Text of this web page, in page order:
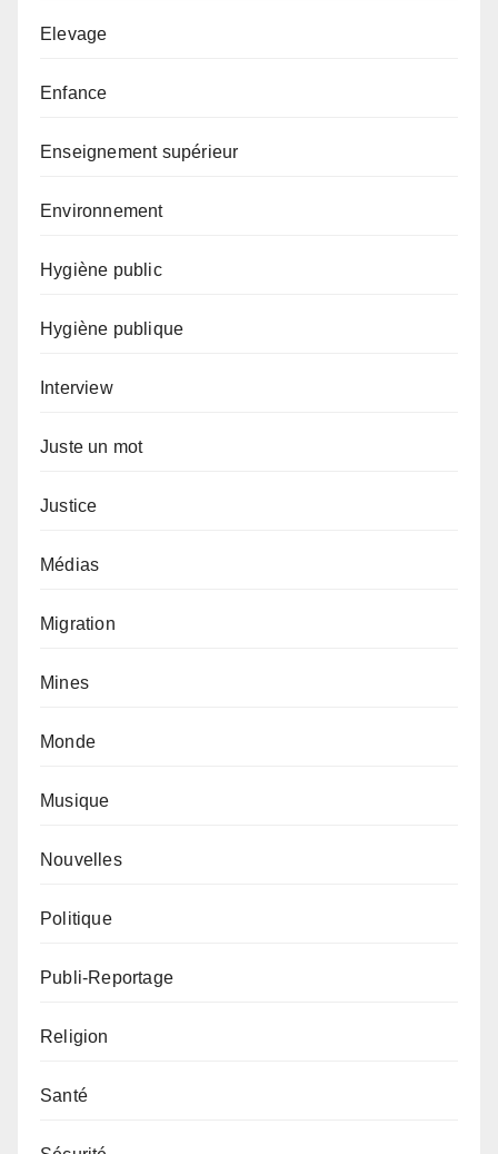
Elevage
Enfance
Enseignement supérieur
Environnement
Hygiène public
Hygiène publique
Interview
Juste un mot
Justice
Médias
Migration
Mines
Monde
Musique
Nouvelles
Politique
Publi-Reportage
Religion
Santé